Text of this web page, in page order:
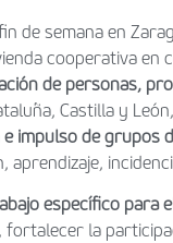
de semana en
cooperativa en
de personas,
Castilla y
e impulso de grupos
aprendizaje,
específico para
, fortalecer la